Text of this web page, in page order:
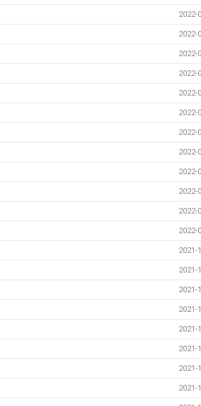
2022-
2022-
2022-
2022-
2022-
2022-
2022-
2022-
2022-
2022-
2022-
2022-
2021-
2021-
2021-
2021-
2021-
2021-
2021-
2021-